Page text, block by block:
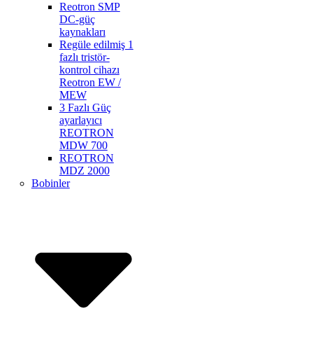
Reotron SMP
DC-güç
kaynakları
Regüle edilmiş 1
fazlı tristör-
kontrol cihazı
Reotron EW /
MEW
3 Fazlı Güç
ayarlayıcı
REOTRON
MDW 700
REOTRON
MDZ 2000
Bobinler